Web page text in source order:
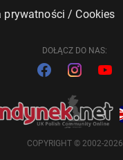
prywatności / Cookies
DOŁĄCZ DO NAS:
COPYRIGHT © 2002-2026